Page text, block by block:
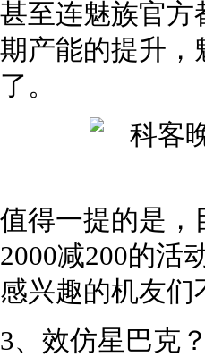
甚至连魅族官方
期产能的提升，
了。
值得一提的是，
2000减200的活
感兴趣的机友们
3、效仿星巴克